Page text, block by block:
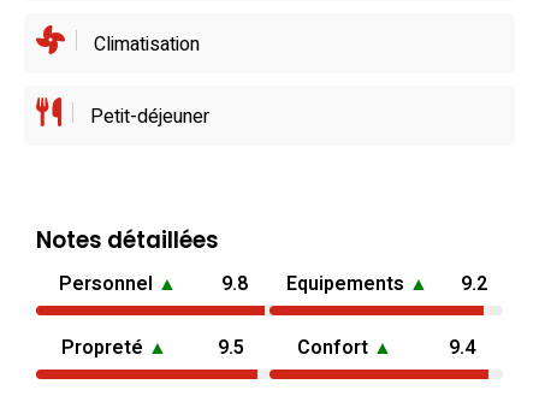
Climatisation
Petit-déjeuner
Notes détaillées
Personnel ▲ 9.8 Equipements ▲ 9.2
Propreté ▲ 9.5 Confort ▲ 9.4